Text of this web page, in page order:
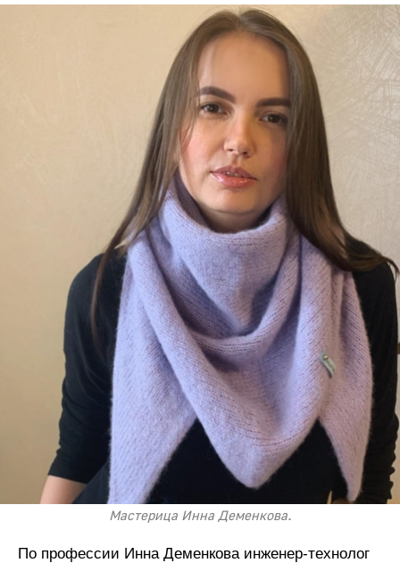
Мастерица Инна Деменкова.
По профессии Инна Деменкова инженер-технолог